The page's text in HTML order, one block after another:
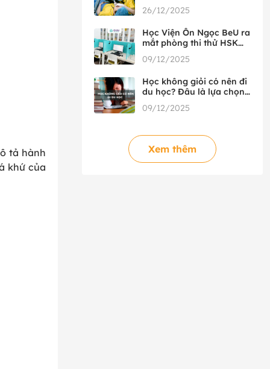
tả hành
khứ của
26/12/2025
Học Viện Ôn Ngọc BeU ra
mắt phòng thi thử HSK
hợp tác cùng HSK Mock
09/12/2025
Học không giỏi có nên đi
du học? Đâu là lựa chọn
09/12/2025
Xem thêm